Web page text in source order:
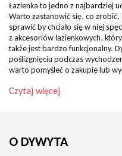
Łazienka to jedno z najbardziej
Warto zastanowić się, co zrobić,
sprawić by chciało się w niej
z akcesoriów łazienkowych,
także jest bardzo funkcjonalny.
poślizgnięciu podczas
warto pomyśleć o zakupie lub
Czytaj więcej
O DYWYTA